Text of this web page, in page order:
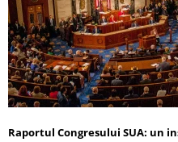
Raportul Congresului SUA: un